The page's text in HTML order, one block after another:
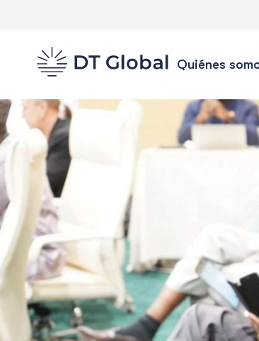
Quiénes